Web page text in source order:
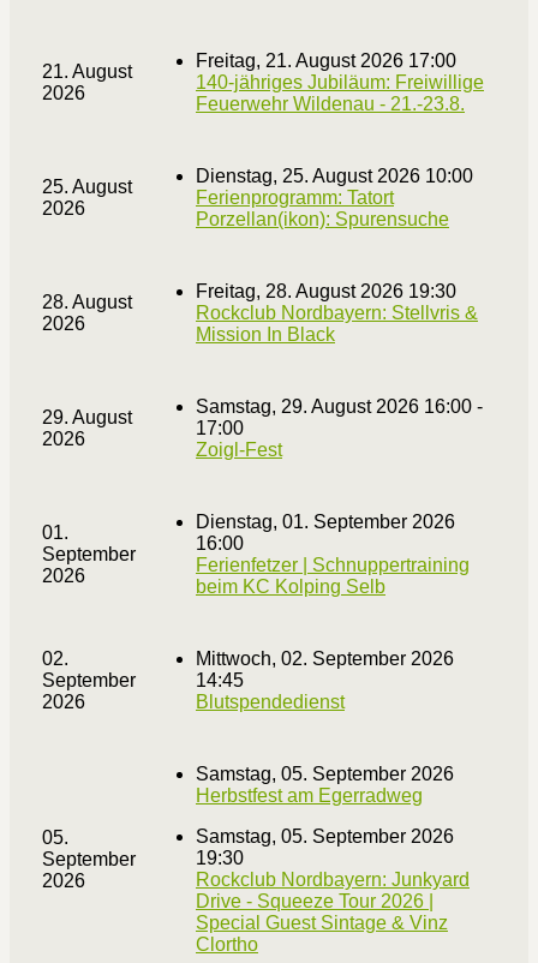
21. August
2026
Freitag, 21. August 2026 17:00
140-jähriges Jubiläum: Freiwillige
Feuerwehr Wildenau - 21.-23.8.
25. August
2026
Dienstag, 25. August 2026 10:00
Ferienprogramm: Tatort
Porzellan(ikon): Spurensuche
28. August
2026
Freitag, 28. August 2026 19:30
Rockclub Nordbayern: Stellvris &
Mission In Black
29. August
2026
Samstag, 29. August 2026 16:00 -
17:00
Zoigl-Fest
01.
September
2026
Dienstag, 01. September 2026
16:00
Ferienfetzer | Schnuppertraining
beim KC Kolping Selb
02.
September
2026
Mittwoch, 02. September 2026
14:45
Blutspendedienst
05.
September
2026
Samstag, 05. September 2026
Herbstfest am Egerradweg
Samstag, 05. September 2026
19:30
Rockclub Nordbayern: Junkyard
Drive - Squeeze Tour 2026 |
Special Guest Sintage & Vinz
Clortho